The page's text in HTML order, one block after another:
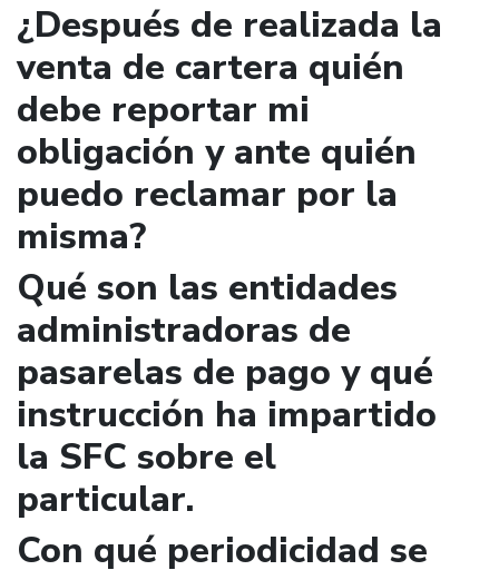
¿Después de realizada la
venta de cartera quién
debe reportar mi
obligación y ante quién
puedo reclamar por la
misma?
Qué son las entidades
administradoras de
pasarelas de pago y qué
instrucción ha impartido
la SFC sobre el
particular.
Con qué periodicidad se